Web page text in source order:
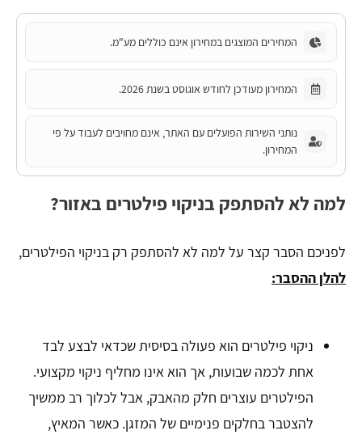
המחירים המוצגים במחירון אינם כוללים מע"מ.
המחירון מעודכן לחודש אוגוסט בשנת 2026.
נותני השירות הפועלים עם האתר, אינם מחויבים לעבוד על פי
המחירון.
למה לא להסתפק בניקוי פילטרים באזור?
לפניכם הסבר קצר על למה לא להסתפק רק בניקוי הפילטרים,
להלן ההסבר:
ניקוי פילטרים הוא פעולה בסיסית שכדאי לבצע לבד
אחת לכמה שבועות, אך הוא אינו מחליף ניקוי מקצועי.
הפילטרים עוצרים חלק מהאבק, אבל לכלוך רב ממשיך
להצטבר בחלקים פנימיים של המזגן. כאשר המאיץ,